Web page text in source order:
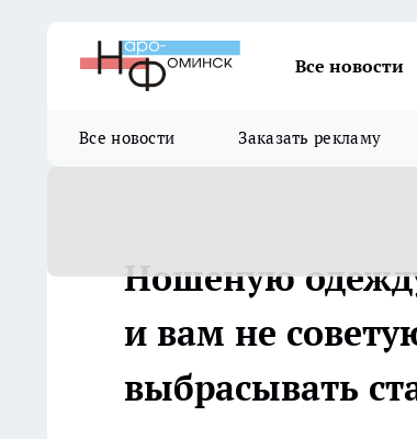
Все новости
Все новости Заказать рекламу
Ношеную
и вам не
выбрасывать